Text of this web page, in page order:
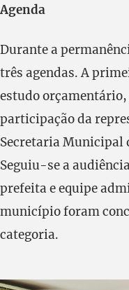
Agenda
Durante a
três agendas. A
estudo orçamentário,
participação da
Secretaria Municipal
Seguiu-se a
prefeita e equipe
município foram
categoria.